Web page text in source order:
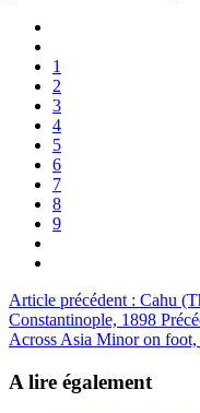
1
2
3
4
5
6
7
8
9
Article précédent : Cahu
Constantinople, 1898
Across Asia Minor on foot,
A lire également